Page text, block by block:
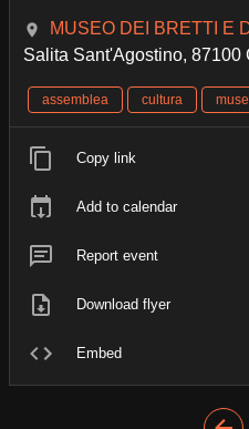
MUSEO DEI BRETTI E
Salita Sant'Agostino, 87100
assemblea cultura
Copy link
Add to calendar
Report event
Download flyer
Embed